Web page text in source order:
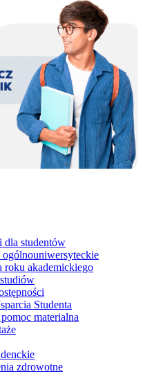
dla studentów
ogólnouniwersyteckie
roku akademickiego
Studenta
materialna
zdrowotne